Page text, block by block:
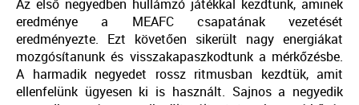
Az első negyedben hullámzó játékkal kezdtünk, aminek
eredménye a MEAFC csapatának vezetését
eredményezte. Ezt követően sikerült nagy energiákat
mozgósítanunk és visszakapaszkodtunk a mérkőzésbe.
A harmadik negyedet rossz ritmusban kezdtük, amit
ellenfelünk ügyesen ki is használt. Sajnos a negyedik